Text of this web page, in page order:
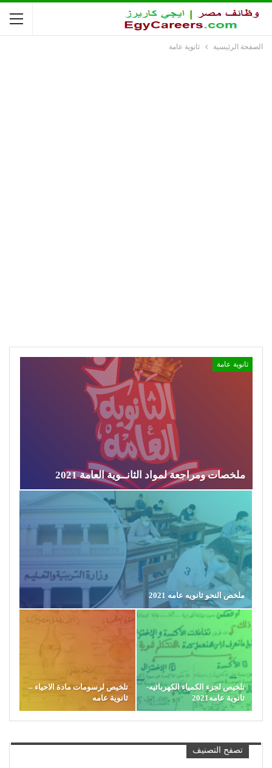
الصفحة الرئيسية ثانوية عامة
ثانوية عامة
ملخصات ومراجعة لمواد الثانــوية العامة 2021
ملخص النحو ثانويه عامه 2021
تلخيص لجزء الكمياء الكهربائيه-
ثانوية عامه2021
تلخيص لرسومات مادة الاحياء –
ثانوية عامه
تصفح التصنيف